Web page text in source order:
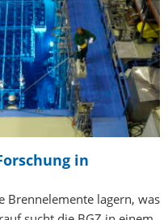
in
Brennelemente lagern, was